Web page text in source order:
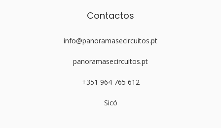
Contactos
info@panoramasecircuitos.pt
panoramasecircuitos.pt
+351 964 765 612
Sicó